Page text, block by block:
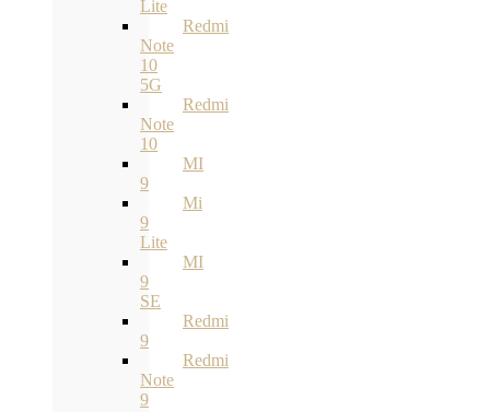
Lite
Redmi
Note
10
5G
Redmi
Note
10
MI
9
Mi
9
Lite
MI
9
SE
Redmi
9
Redmi
Note
9